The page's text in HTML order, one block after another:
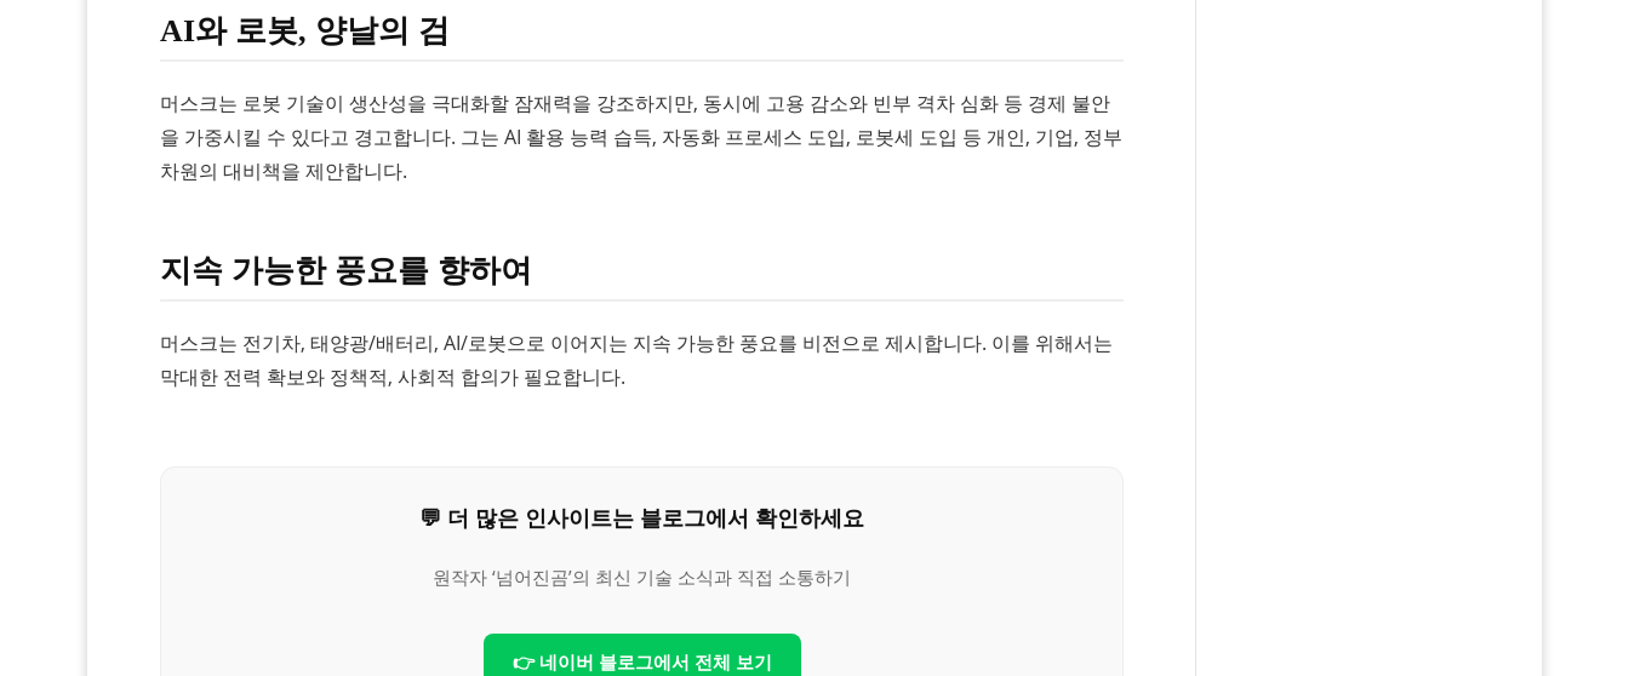
AI와 로봇, 양날의 검
머스크는 로봇 기술이 생산성을 극대화할 잠재력을 강조하지만, 동시에 고용 감소와 빈부 격차 심화 등 경제 불안
을 가중시킬 수 있다고 경고합니다. 그는 AI 활용 능력 습득, 자동화 프로세스 도입, 로봇세 도입 등 개인, 기업, 정부
차원의 대비책을 제안합니다.
지속 가능한 풍요를 향하여
머스크는 전기차, 태양광/배터리, AI/로봇으로 이어지는 지속 가능한 풍요를 비전으로 제시합니다. 이를 위해서는
막대한 전력 확보와 정책적, 사회적 합의가 필요합니다.
💬 더 많은 인사이트는 블로그에서 확인하세요
원작자 ‘넘어진곰’의 최신 기술 소식과 직접 소통하기
👉 네이버 블로그에서 전체 보기